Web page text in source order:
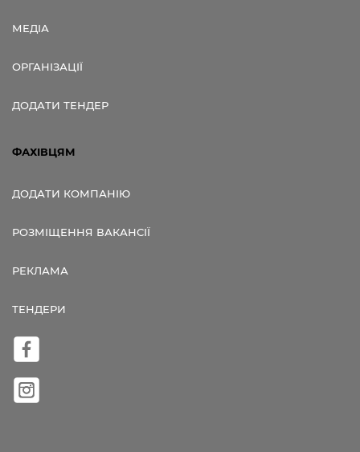
МЕДІА
ОРГАНІЗАЦІЇ
ДОДАТИ ТЕНДЕР
ФАХІВЦЯМ
ДОДАТИ КОМПАНІЮ
РОЗМІЩЕННЯ ВАКАНСІЇ
РЕКЛАМА
ТЕНДЕРИ